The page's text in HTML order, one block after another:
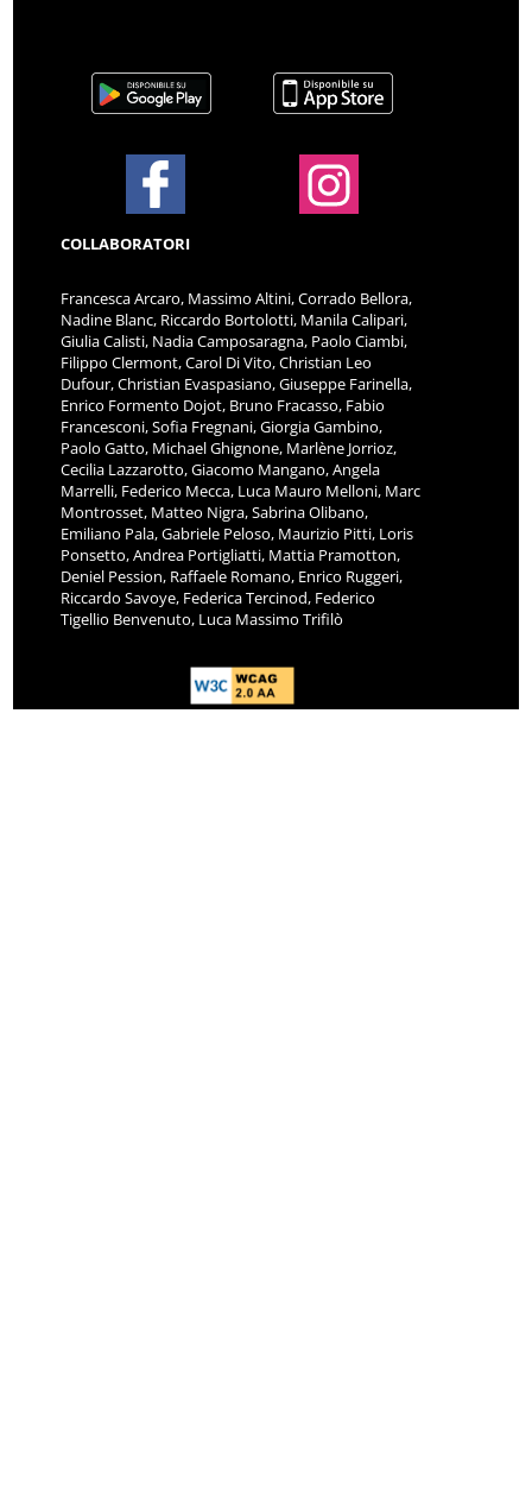
COLLABORATORI
Francesca Arcaro, Massimo Altini, Corrado Bellora,
Nadine Blanc, Riccardo Bortolotti, Manila Calipari,
Giulia Calisti, Nadia Camposaragna, Paolo Ciambi,
Filippo Clermont, Carol Di Vito, Christian Leo
Dufour, Christian Evaspasiano, Giuseppe Farinella,
Enrico Formento Dojot, Bruno Fracasso, Fabio
Francesconi, Sofia Fregnani, Giorgia Gambino,
Paolo Gatto, Michael Ghignone, Marlène Jorrioz,
Cecilia Lazzarotto, Giacomo Mangano, Angela
Marrelli, Federico Mecca, Luca Mauro Melloni, Marc
Montrosset, Matteo Nigra, Sabrina Olibano,
Emiliano Pala, Gabriele Peloso, Maurizio Pitti, Loris
Ponsetto, Andrea Portigliatti, Mattia Pramotton,
Deniel Pession, Raffaele Romano, Enrico Ruggeri,
Riccardo Savoye, Federica Tercinod, Federico
Tigellio Benvenuto, Luca Massimo Trifilò